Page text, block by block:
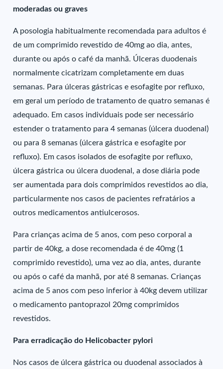
moderadas ou graves
A posologia habitualmente recomendada para adultos é
de um comprimido revestido de 40mg ao dia, antes,
durante ou após o café da manhã. Úlceras duodenais
normalmente cicatrizam completamente em duas
semanas. Para úlceras gástricas e esofagite por refluxo,
em geral um período de tratamento de quatro semanas é
adequado. Em casos individuais pode ser necessário
estender o tratamento para 4 semanas (úlcera duodenal)
ou para 8 semanas (úlcera gástrica e esofagite por
refluxo). Em casos isolados de esofagite por refluxo,
úlcera gástrica ou úlcera duodenal, a dose diária pode
ser aumentada para dois comprimidos revestidos ao dia,
particularmente nos casos de pacientes refratários a
outros medicamentos antiulcerosos.
Para crianças acima de 5 anos, com peso corporal a
partir de 40kg, a dose recomendada é de 40mg (1
comprimido revestido), uma vez ao dia, antes, durante
ou após o café da manhã, por até 8 semanas. Crianças
acima de 5 anos com peso inferior à 40kg devem utilizar
o medicamento pantoprazol 20mg comprimidos
revestidos.
Para erradicação do Helicobacter pylori
Nos casos de úlcera gástrica ou duodenal associados à